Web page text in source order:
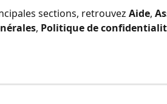
sections, retrouvez Aide,
, Politique de